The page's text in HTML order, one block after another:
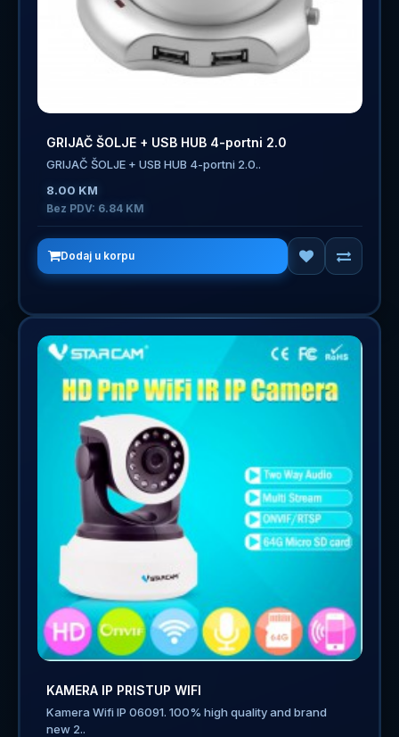
GRIJAČ ŠOLJE + USB HUB 4-portni 2.0
GRIJAČ ŠOLJE + USB HUB 4-portni 2.0..
8.00 KM
Bez PDV: 6.84 KM
Dodaj u korpu
KAMERA IP PRISTUP WIFI
Kamera Wifi IP 06091. 100% high quality and brand
new 2..